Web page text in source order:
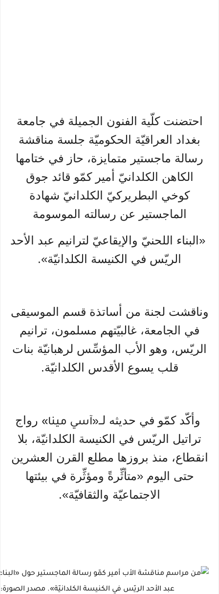
احتضنت كلّية الفنون الجميلة في جامعة
بغداد العراقيّة الحكوميّة جلسة مناقشة
رسالة ماجستير متمايزة، حاز في ختامها
الكاهن الكلدانيّ أمير كمّو قائد جوق
كوخي البطريركيّ الكلدانيّ شهادة
الماجستير عن رسالته الموسومة
«البناء اللحنيّ والإيقاعيّ لترانيم عبد الأحد
الريّس في الكنيسة الكلدانيّة».
وناقشت لجنة من أساتذة قسم الموسيقى
في الجامعة، غالبيّتهم مسلمون، ترانيم
الريّس، وهو الأب المؤسِّس لرهبانيّة بنات
قلب يسوع الأقدس الكلدانيّة.
وأكّد كمّو في حديثه لـ«آسي مينا» رواج
تراتيل الريّس في الكنيسة الكلدانيّة، بلا
انقطاع، منذ بروزها مطلع القرن العشرين
حتى اليوم «متأثِّرةً ومؤثِّرة في بيئتها
الاجتماعيّة والثقافيّة».